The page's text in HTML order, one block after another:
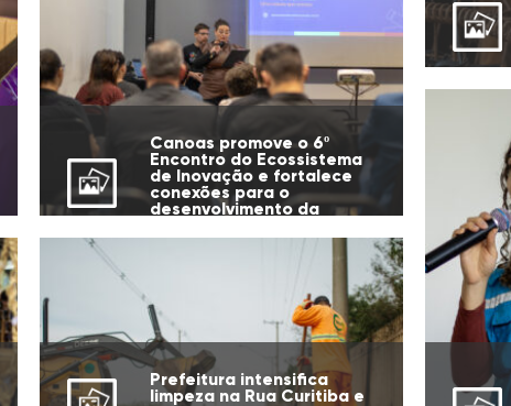
Canoas promove o 6º
Encontro do Ecossistema
de Inovação e fortalece
conexões para o
desenvolvimento da
Prefeitura intensifica
limpeza na Rua Curitiba e